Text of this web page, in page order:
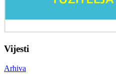
Vijesti
Arhiva